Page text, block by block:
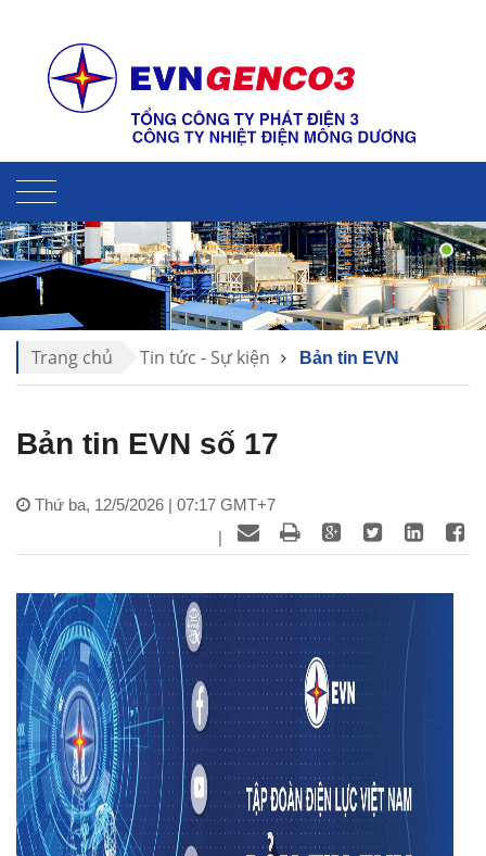
Trang chủ Tin tức - Sự kiện Bản tin EVN
Bản tin EVN số 17
Thứ ba, 12/5/2026 | 07:17 GMT+7
|